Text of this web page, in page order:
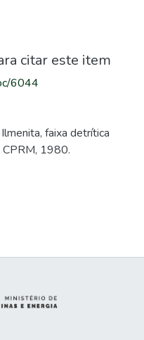
citar este item
6044
faixa detrítica
CPRM, 1980.